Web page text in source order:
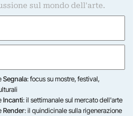
sul mondo dell'arte.
Segnala: focus su mostre, festival,
Incanti: il settimanale sul mercato dell'arte
Render: il quindicinale sulla rigenerazione